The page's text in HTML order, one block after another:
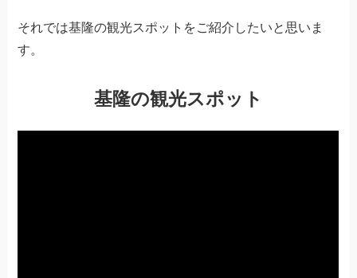
それでは基隆の観光スポットをご紹介したいと思いま
す。
基隆の観光スポット